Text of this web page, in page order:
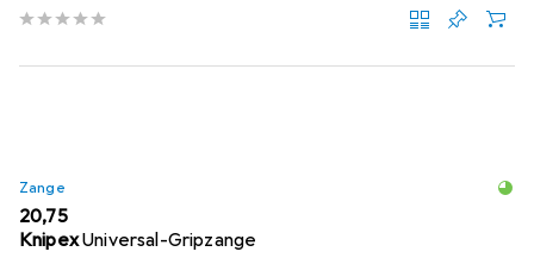
Zange
EUR
20,75
KnipexUniversal-Gripzange